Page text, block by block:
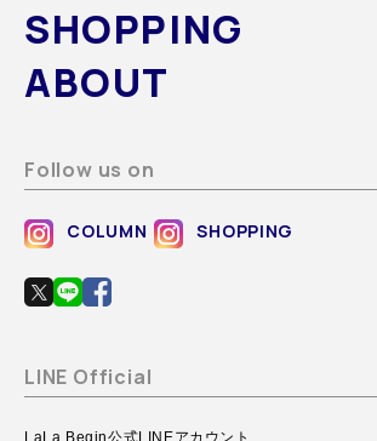
SHOPPING
ABOUT
Follow us on
COLUMN SHOPPING
LINE Official
LaLa Begin公式LINEアカウント